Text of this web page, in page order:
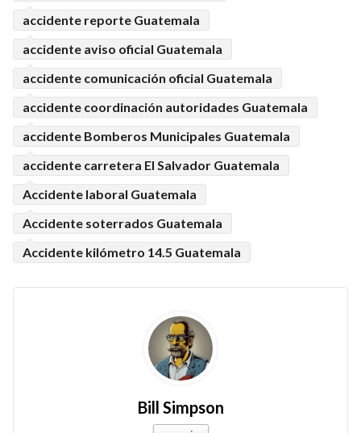
accidente reporte Guatemala
accidente aviso oficial Guatemala
accidente comunicación oficial Guatemala
accidente coordinación autoridades Guatemala
accidente Bomberos Municipales Guatemala
accidente carretera El Salvador Guatemala
Accidente laboral Guatemala
Accidente soterrados Guatemala
Accidente kilómetro 14.5 Guatemala
Bill Simpson